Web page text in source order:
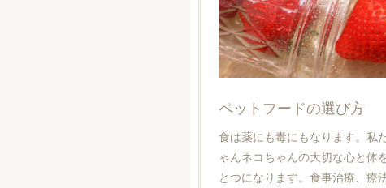
ペットフードの選び方
食は薬にも毒にもなります。私
ゃんネコちゃんの大切な心と体
とつになります。食事治療、